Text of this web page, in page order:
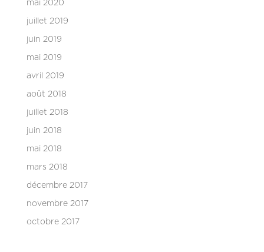
mai 2020
juillet 2019
juin 2019
mai 2019
avril 2019
août 2018
juillet 2018
juin 2018
mai 2018
mars 2018
décembre 2017
novembre 2017
octobre 2017